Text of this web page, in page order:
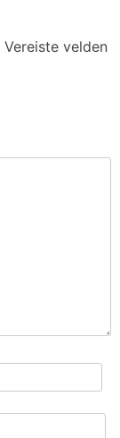
Vereiste velden